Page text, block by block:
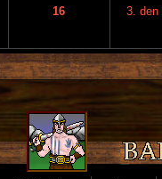
16 3. den